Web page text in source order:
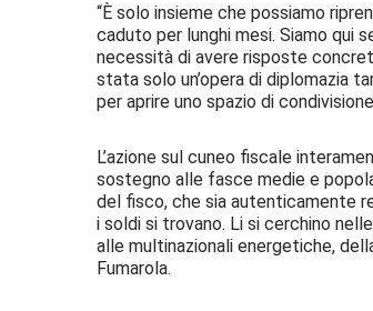
“È solo insieme che possiamo
caduto per lunghi mesi. Siamo qui
necessità di avere risposte
stata solo un’opera di diplomazia
per aprire uno spazio di
L’azione sul cuneo fiscale
sostegno alle fasce medie e
del fisco, che sia autenticamente
i soldi si trovano. Li si cerchino
alle multinazionali energetiche,
Fumarola.